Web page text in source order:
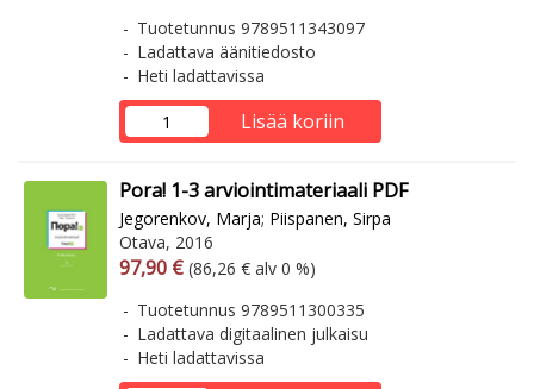
Tuotetunnus 9789511343097
Ladattava äänitiedosto
Heti ladattavissa
Lisää koriin
Pora! 1-3 arviointimateriaali PDF
Jegorenkov, Marja; Piispanen, Sirpa
Otava, 2016
Arvonlisäverollinen hinta
97,90 € Arvonlisäveroton hinta
(86,26 € alv 0 %)
Tuotetunnus 9789511300335
Ladattava digitaalinen julkaisu
Heti ladattavissa